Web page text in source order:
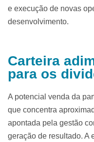
e execução de novas
desenvolvimento.
Carteira
para os
A potencial venda da
que concentra
apontada pela gestão
geração de resultado. A